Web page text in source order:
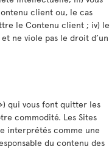
client ou, le cas
le Contenu client ; iv) le
ne viole pas le droit d’un
qui vous font quitter les
commodité. Les Sites
interprétés comme une
du contenu des